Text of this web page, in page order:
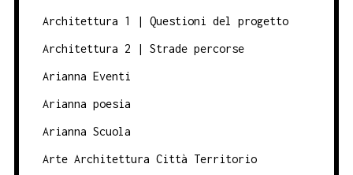
Architettura 1 | Questioni del progetto
Architettura 2 | Strade percorse
Arianna Eventi
Arianna poesia
Arianna Scuola
Arte Architettura Città Territorio